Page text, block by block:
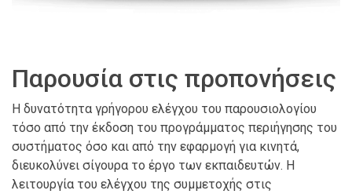
Παρουσία στις προπονήσεις
Η δυνατότητα γρήγορου ελέγχου του παρουσιολογίου
τόσο από την έκδοση του προγράμματος περιήγησης του
συστήματος όσο και από την εφαρμογή για κινητά,
διευκολύνει σίγουρα το έργο των εκπαιδευτών. Η
λειτουργία του ελέγχου της συμμετοχής στις